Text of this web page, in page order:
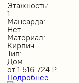
Этажность:
1
Мансарда:
Нет
Материал:
Кирпич
Тип:
Дом
от 1 516 724 ₽
Подробнее